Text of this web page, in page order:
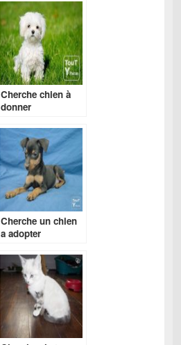
Cherche chien à
donner
Cherche un chien
a adopter